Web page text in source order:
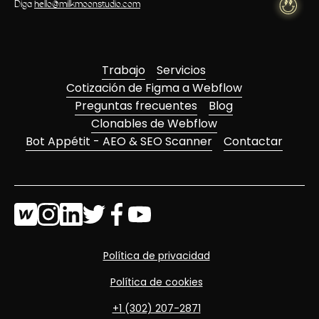
Digahello@milkmoonstudio.com
Trabajo
Servicios
Cotización de Figma a Webflow
Preguntas frecuentes
Blog
Clonables de Webflow
Bot Appétit - AEO & SEO Scanner
Contactar
Política de privacidad
Política de cookies
+1 (302) 207-2871